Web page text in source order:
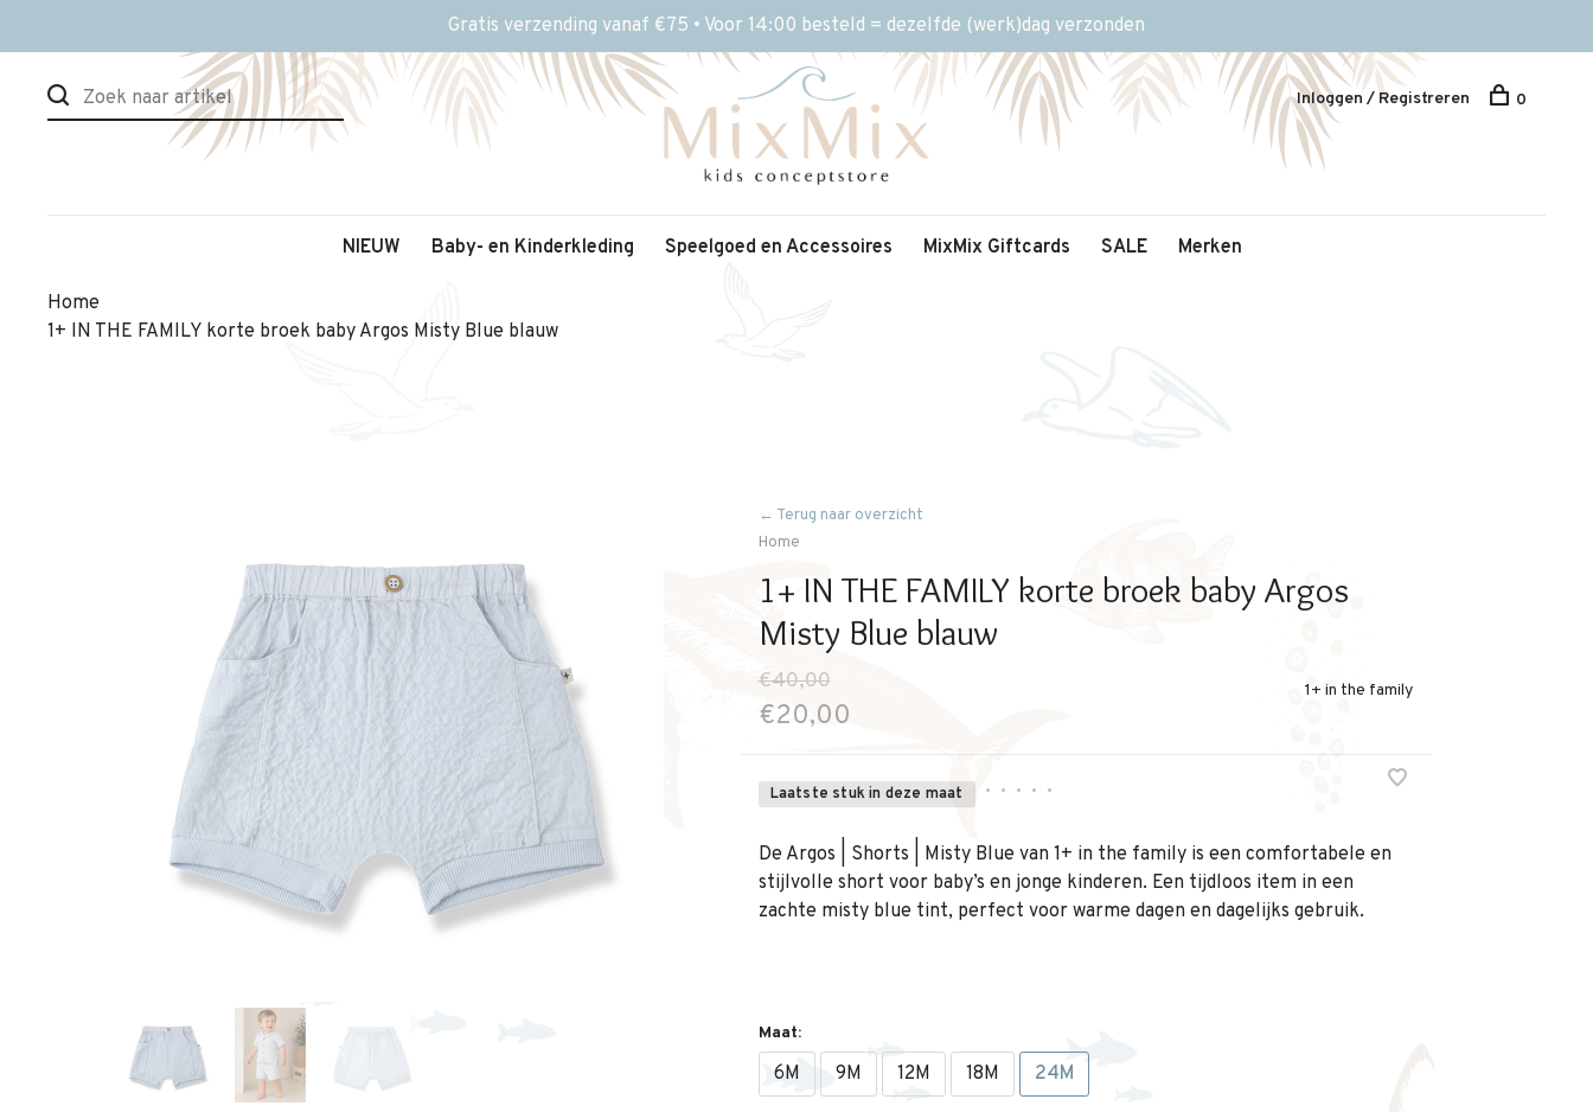
Gratis verzending vanaf €75 • Voor 14:00 besteld = dezelfde (werk)dag verzonden
NIEUW Baby- en Kinderkleding Speelgoed en Accessoires MixMix Giftcards SALE Merken
Inloggen / Registreren 0
Home
1+ IN THE FAMILY korte broek baby Argos Misty Blue blauw
← Terug naar overzicht
Home
1+ IN THE FAMILY korte broek baby Argos
Misty Blue blauw
€40,00
€20,00
1+ in the family
Laatste stuk in deze maat • • • • •
De Argos | Shorts | Misty Blue van 1+ in the family is een comfortabele en
stijlvolle short voor baby’s en jonge kinderen. Een tijdloos item in een
zachte misty blue tint, perfect voor warme dagen en dagelijks gebruik.
Maat:
6M 9M 12M 18M 24M